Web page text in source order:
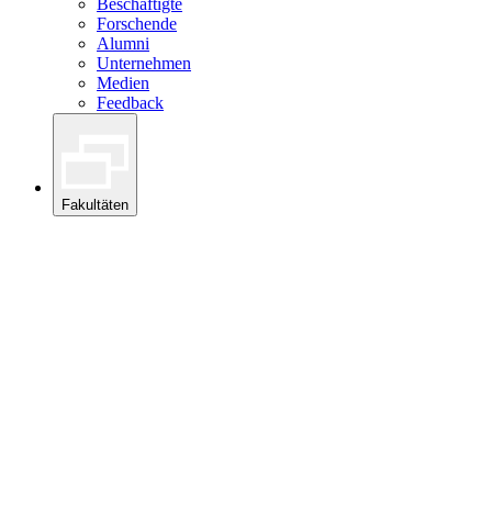
Beschäftigte
Forschende
Alumni
Unternehmen
Medien
Feedback
Fakultäten